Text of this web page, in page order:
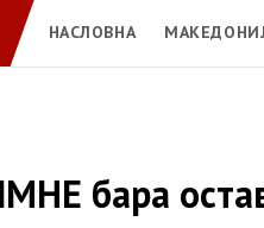
НАСЛОВНА
бара